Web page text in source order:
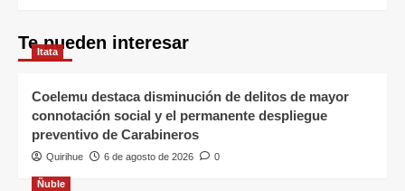
Te pueden interesar
Itata
Coelemu destaca disminución de delitos de mayor
connotación social y el permanente despliegue
preventivo de Carabineros
Quirihue 6 de agosto de 2026 0
Ñuble